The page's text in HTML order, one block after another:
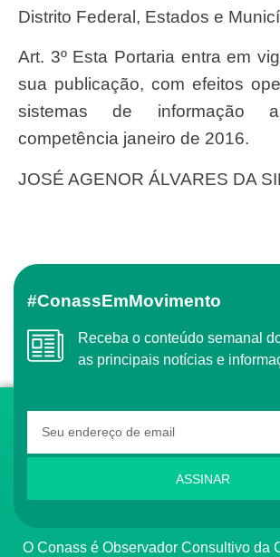
Distrito Federal, Estados e
Art. 3º Esta Portaria entra em vigor na data de
sua publicação, com efeitos
sistemas de informação
competência janeiro de 2016.
JOSÉ AGENOR ÁLVARES DA
#ConassEmMovimento
Receba o conteúdo semanal do Conass com
as principais notícias e
ASSINAR
O Conass é Observador Consultivo da Comunidade